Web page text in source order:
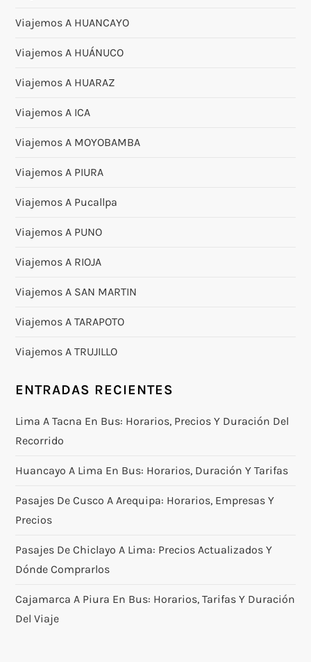
Viajemos A HUANCAYO
Viajemos A HUÁNUCO
Viajemos A HUARAZ
Viajemos A ICA
Viajemos A MOYOBAMBA
Viajemos A PIURA
Viajemos A Pucallpa
Viajemos A PUNO
Viajemos A RIOJA
Viajemos A SAN MARTIN
Viajemos A TARAPOTO
Viajemos A TRUJILLO
ENTRADAS RECIENTES
Lima A Tacna En Bus: Horarios, Precios Y Duración Del
Recorrido
Huancayo A Lima En Bus: Horarios, Duración Y Tarifas
Pasajes De Cusco A Arequipa: Horarios, Empresas Y
Precios
Pasajes De Chiclayo A Lima: Precios Actualizados Y
Dónde Comprarlos
Cajamarca A Piura En Bus: Horarios, Tarifas Y Duración
Del Viaje